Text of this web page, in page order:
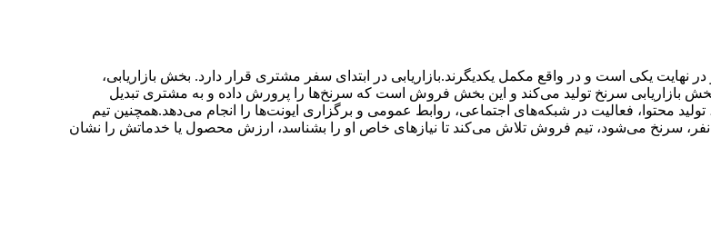
یکی است و در واقع مکمل یکدیگرند.بازاریابی در ابتدای سفر مشتری قرار دارد. بخش بازاریابی،
بازاریابی سرنخ تولید می‌کند و این بخش فروش است که سرنخ‌ها را پرورش داده و به مشتری تبدیل
تولید محتوا، فعالیت در شبکه‌های اجتماعی، روابط عمومی و برگزاری ایونت‌ها را انجام می‌دهد.همچنین تیم
نفر، سرنخ می‌شود، تیم فروش تلاش می‌کند تا نیازهای خاص او را بشناسد، ارزش محصول یا خدماتش را نشان